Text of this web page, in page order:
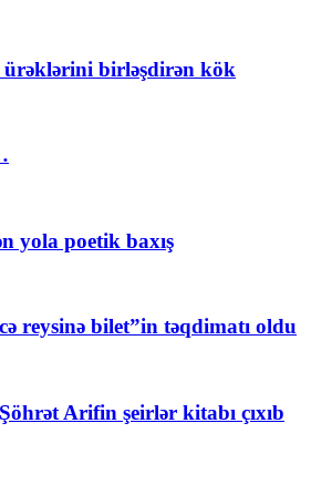
birləşdirən kök
yola poetik baxış
reysinə bilet”in təqdimatı oldu
Arifin şeirlər kitabı çıxıb